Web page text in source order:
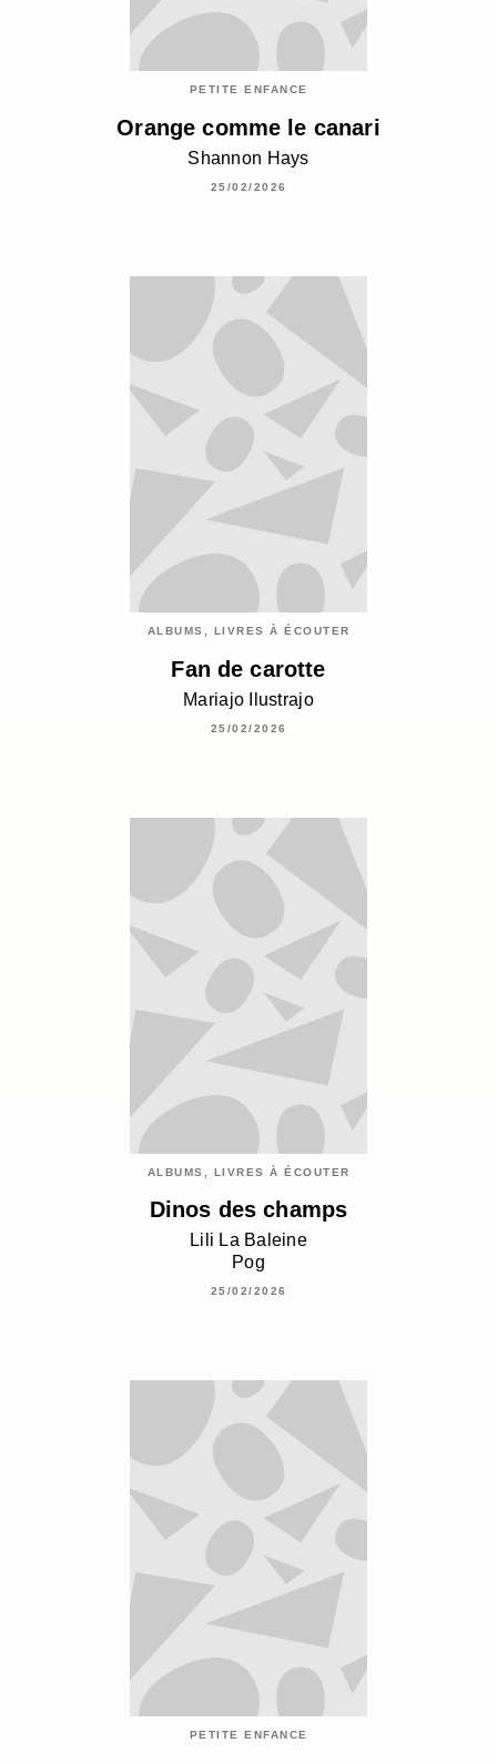
PETITE ENFANCE
Orange comme le canari
Shannon Hays
25/02/2026
ALBUMS, LIVRES À ÉCOUTER
Fan de carotte
Mariajo Ilustrajo
25/02/2026
ALBUMS, LIVRES À ÉCOUTER
Dinos des champs
Lili La Baleine
Pog
25/02/2026
PETITE ENFANCE